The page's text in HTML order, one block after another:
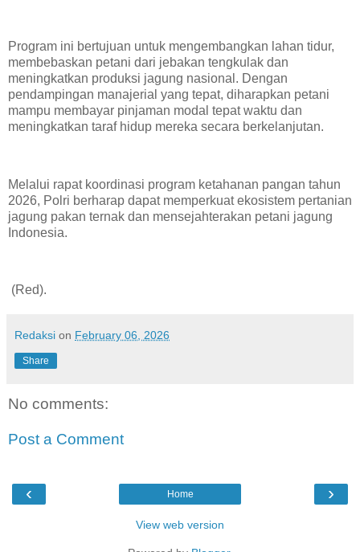
Program ini bertujuan untuk mengembangkan lahan tidur,
membebaskan petani dari jebakan tengkulak dan
meningkatkan produksi jagung nasional. Dengan
pendampingan manajerial yang tepat, diharapkan petani
mampu membayar pinjaman modal tepat waktu dan
meningkatkan taraf hidup mereka secara berkelanjutan.
Melalui rapat koordinasi program ketahanan pangan tahun
2026, Polri berharap dapat memperkuat ekosistem pertanian
jagung pakan ternak dan mensejahterakan petani jagung
Indonesia.
(Red).
Redaksi on February 06, 2026
Share
No comments:
Post a Comment
‹ ›
Home
View web version